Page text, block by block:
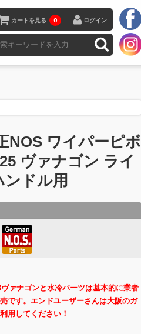
カートを見る 0 ログイン
NOS ワイパーピボ
ヴァナゴン ライ
ンドル用
ァナゴンと水冷パーツは基本的に業者
です。エンドユーザーさんは大阪のガ
用してください！